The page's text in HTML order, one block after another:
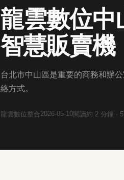
龍雲數位
智慧販賣機
台北市中山區是重要的商務和辦
絡方式。
龍雲數位整合2026-05-10閱讀約 2 分鐘 ·